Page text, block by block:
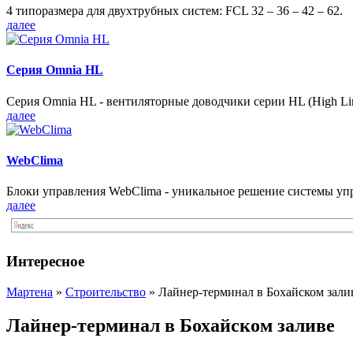
4 типоразмера для двухтрубных систем: FCL 32 – 36 – 42 – 62.
далее
Серия Omnia HL
Серия Omnia HL - вентиляторные доводчики серии HL (High
далее
WebClima
Блоки упрaвлeния WebClima - уникальное решение системы
далее
Интересное
Мартена » Строительство » Лайнер-терминал в Бохайском
Лайнер-терминал в Бохайском заливе